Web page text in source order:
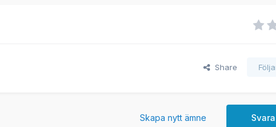
Share
Skapa nytt ämne